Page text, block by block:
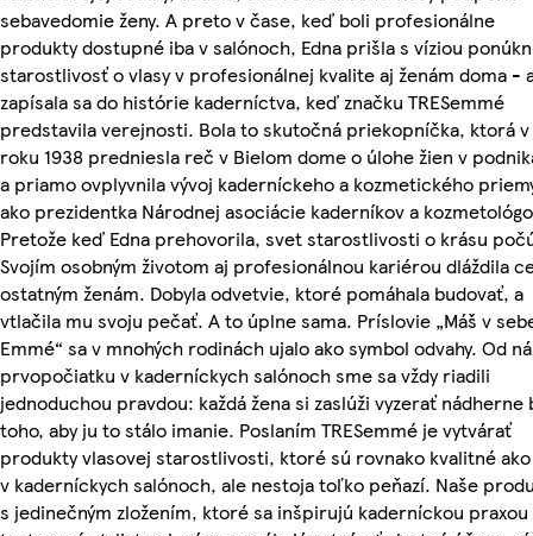
sebavedomie ženy. A preto v čase, keď boli profesionálne
produkty dostupné iba v salónoch, Edna prišla s víziou
starostlivosť o vlasy v profesionálnej kvalite aj ženám doma -
zapísala sa do histórie kaderníctva, keď značku TRESemmé
predstavila verejnosti. Bola to skutočná priekopníčka, ktorá v
roku 1938 predniesla reč v Bielom dome o úlohe žien v
a priamo ovplyvnila vývoj kaderníckeho a kozmetického
ako prezidentka Národnej asociácie kaderníkov a
Pretože keď Edna prehovorila, svet starostlivosti o krásu
Svojím osobným životom aj profesionálnou kariérou dláždila
ostatným ženám. Dobyla odvetvie, ktoré pomáhala budovať, a
vtlačila mu svoju pečať. A to úplne sama. Príslovie „Máš v
Emmé“ sa v mnohých rodinách ujalo ako symbol odvahy. Od
prvopočiatku v kaderníckych salónoch sme sa vždy riadili
jednoduchou pravdou: každá žena si zaslúži vyzerať nádherne
toho, aby ju to stálo imanie. Poslaním TRESemmé je vytvárať
produkty vlasovej starostlivosti, ktoré sú rovnako kvalitné
v kaderníckych salónoch, ale nestoja toľko peňazí. Naše
s jedinečným zložením, ktoré sa inšpirujú kaderníckou praxou